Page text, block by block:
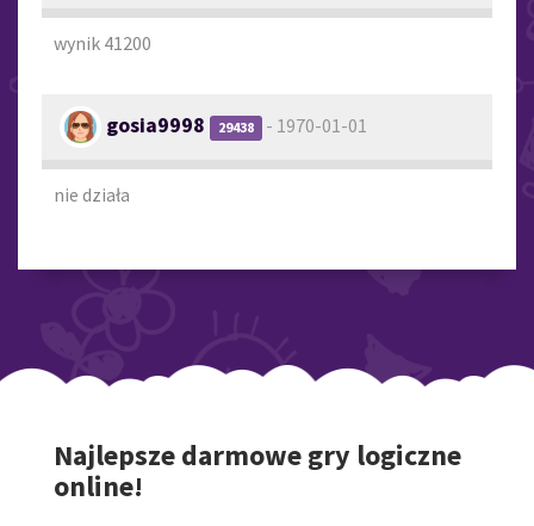
wynik 41200
gosia9998 29438 - 1970-01-01
nie działa
Najlepsze darmowe gry logiczne
online!